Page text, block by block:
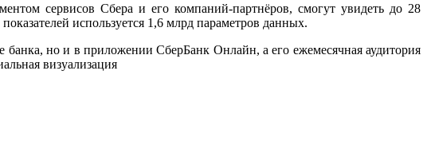
сервисов Сбера и его компаний-партнёров, смогут увидеть до 28
используется 1,6 млрд параметров данных.
банка, но и в приложении СберБанк Онлайн, а его ежемесячная аудитория
визуализация